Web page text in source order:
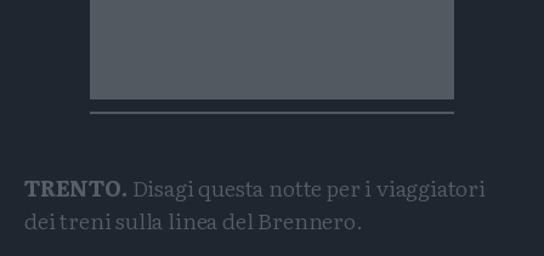
TRENTO. Disagi questa notte per i viaggiatori
dei treni sulla linea del Brennero.